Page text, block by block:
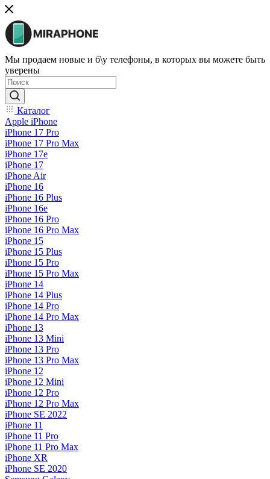
Мы продаем новые и б\у телефоны, в которых вы можете быть
уверены
Каталог
Apple iPhone
iPhone 17 Pro
iPhone 17 Pro Max
iPhone 17e
iPhone 17
iPhone Air
iPhone 16
iPhone 16 Plus
iPhone 16e
iPhone 16 Pro
iPhone 16 Pro Max
iPhone 15
iPhone 15 Plus
iPhone 15 Pro
iPhone 15 Pro Max
iPhone 14
iPhone 14 Plus
iPhone 14 Pro
iPhone 14 Pro Max
iPhone 13
iPhone 13 Mini
iPhone 13 Pro
iPhone 13 Pro Max
iPhone 12
iPhone 12 Mini
iPhone 12 Pro
iPhone 12 Pro Max
iPhone SE 2022
iPhone 11
iPhone 11 Pro
iPhone 11 Pro Max
iPhone XR
iPhone SE 2020